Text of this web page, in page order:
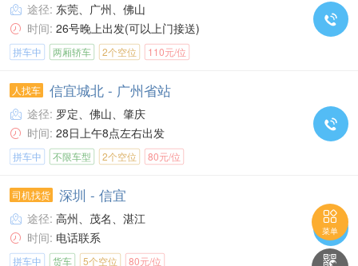
 途径: 东莞、广州、佛山
 时间: 26号晚上出发(可以上门接送)
拼车中 两厢轿车 2个空位 110元/位

人找车 信宜城北 - 广州省站
 途径: 罗定、佛山、肇庆
 时间: 28日上午8点左右出发
拼车中 不限车型 2个空位 80元/位

司机找货 深圳 - 信宜
 途径: 高州、茂名、湛江
 时间: 电话联系
拼车中 货车 5个空位 80元/位


菜单
